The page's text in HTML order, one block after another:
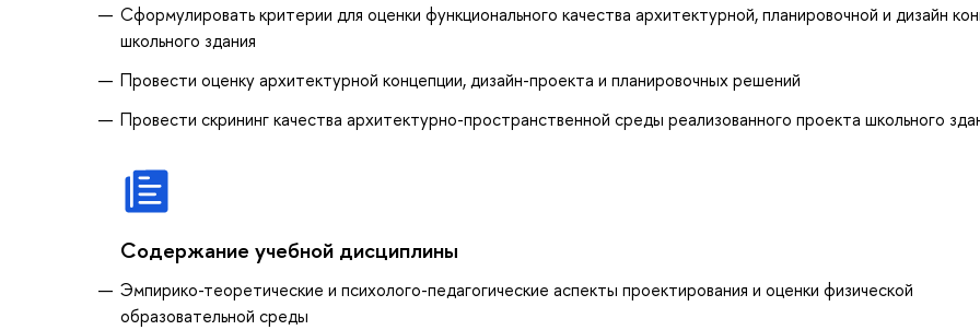
Сформулировать критерии для оценки функционального качества архитектурной, планировочной и дизайн
школьного здания
Провести оценку архитектурной концепции, дизайн-проекта и планировочных решений
Провести скрининг качества архитектурно-пространственной среды реализованного проекта школьного
Содержание учебной дисциплины
Эмпирико-теоретические и психолого-педагогические аспекты проектирования и оценки физической
образовательной среды